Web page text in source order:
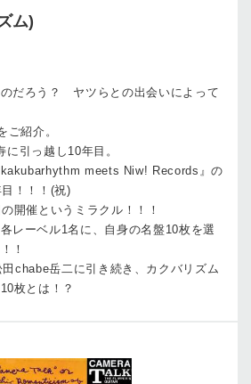
ム)
だろう？ ヤツらとの出会いによって
ご紹介。
引っ越し10年目。
meets Niw! Records』の
！！！(祝)
開催というミラクル！！！
レーベル1名に、自身の名盤10枚を選
！
chabe岳二に引き続き、カクバリズム
枚とは！？